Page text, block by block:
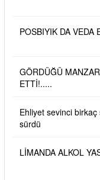
POSBIYIK DA VEDA
GÖRDÜĞÜ
ETTİ!.....
Ehliyet sevinci birkaç
sürdü
LİMANDA ALKOL